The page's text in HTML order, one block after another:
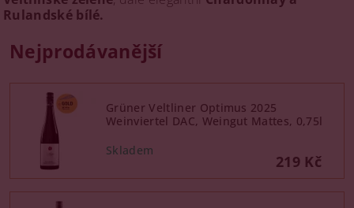
Rulandské bílé.
Nejprodávanější
Grüner Veltliner Optimus 2025
Weinviertel DAC, Weingut Mattes, 0,75l
219 Kč